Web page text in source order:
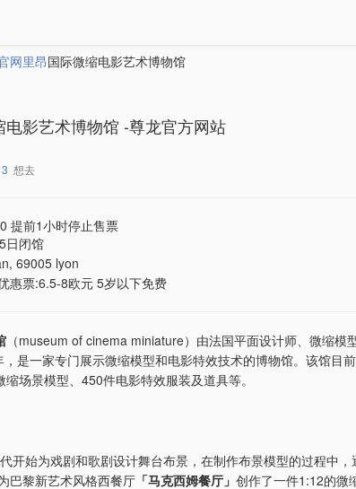
网里昂国际微缩电影艺术博物馆
电影艺术博物馆 -尊龙官方网站
想去
提前1小时停止售票
日闭馆
69005 lyon
惠票:6.5-8欧元 5岁以下免费
（museum of cinema miniature）由法国平面设计师、微缩模
是一家专门展示微缩模型和电影特效技术的博物馆。该馆目
缩场景模型、450件电影特效服装及道具等。
开始为戏剧和歌剧设计舞台布景，在制作布景模型的过程中，
巴黎新艺术风格西餐厅 「马克西姆餐厅」 创作了一件1:12的微